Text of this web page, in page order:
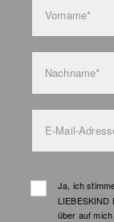
Vorname*
Nachname*
E-Mail-
Ja, ich
über auf